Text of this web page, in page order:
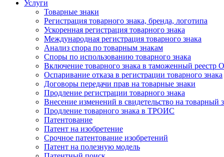
Услуги
Товарные знаки
Регистрация товарного знака, бренда, логотипа
Ускоренная регистрация товарного знака
Международная регистрация товарного знака
Анализ спора по товарным знакам
Споры по использованию товарного знака
Включение товарного знака в таможенный реестр
Оспаривание отказа в регистрации товарного знака
Договоры передачи прав на товарные знаки
Продление регистрации товарного знака
Внесение изменений в свидетельство на товарный
Продление товарного знака в ТРОИС
Патентование
Патент на изобретение
Срочное патентование изобретений
Патент на полезную модель